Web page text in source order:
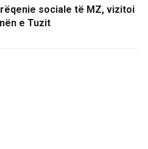
sociale të MZ, vizitoi
e Tuzit